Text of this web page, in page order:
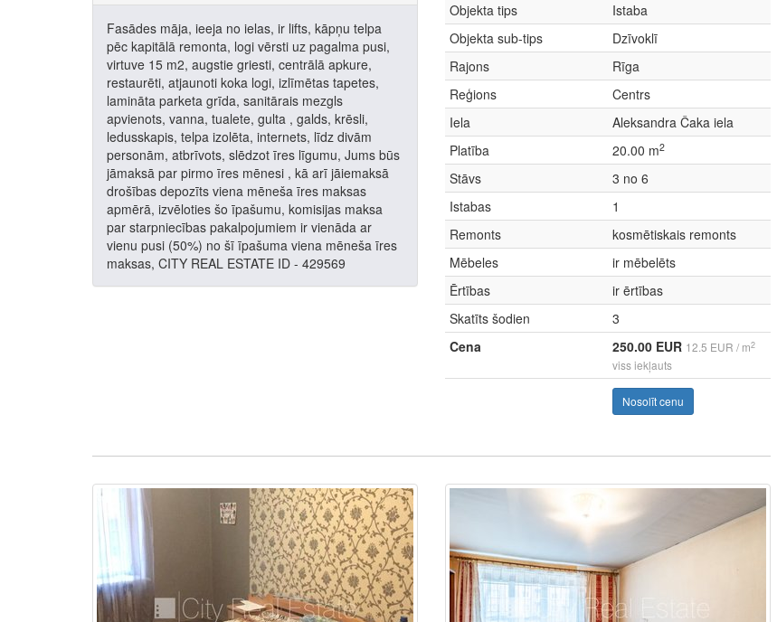
Fasādes māja, ieeja no ielas, ir lifts, kāpņu telpa
pēc kapitālā remonta, logi vērsti uz pagalma pusi,
virtuve 15 m2, augstie griesti, centrālā apkure,
restaurēti, atjaunoti koka logi, izlīmētas tapetes,
lamināta parketa grīda, sanitārais mezgls
apvienots, vanna, tualete, gulta , galds, krēsli,
ledusskapis, telpa izolēta, internets, līdz divām
personām, atbrīvots, slēdzot īres līgumu, Jums būs
jāmaksā par pirmo īres mēnesi , kā arī jāiemaksā
drošības depozīts viena mēneša īres maksas
apmērā, izvēloties šo īpašumu, komisijas maksa
par starpniecības pakalpojumiem ir vienāda ar
vienu pusi (50%) no šī īpašuma viena mēneša īres
maksas, CITY REAL ESTATE ID - 429569
Objekta tips
Istaba
Objekta sub-tips
Dzīvoklī
Rajons
Rīga
Reģions
Centrs
Iela
Aleksandra Čaka iela
Platība
20.00 m2
Stāvs
3 no 6
Istabas
1
Remonts
kosmētiskais remonts
Mēbeles
ir mēbelēts
Ērtības
ir ērtības
Skatīts šodien
3
Cena
250.00 EUR 12.5 EUR / m2
viss iekļauts
Nosolīt cenu